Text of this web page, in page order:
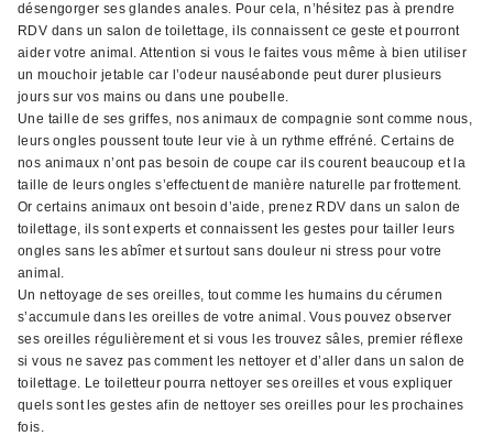
désengorger ses glandes anales. Pour cela, n’hésitez pas à prendre
RDV dans un salon de toilettage, ils connaissent ce geste et pourront
aider votre animal. Attention si vous le faites vous même à bien utiliser
un mouchoir jetable car l’odeur nauséabonde peut durer plusieurs
jours sur vos mains ou dans une poubelle.
Une taille de ses griffes, nos animaux de compagnie sont comme nous,
leurs ongles poussent toute leur vie à un rythme effréné. Certains de
nos animaux n’ont pas besoin de coupe car ils courent beaucoup et la
taille de leurs ongles s’effectuent de manière naturelle par frottement.
Or certains animaux ont besoin d’aide, prenez RDV dans un salon de
toilettage, ils sont experts et connaissent les gestes pour tailler leurs
ongles sans les abîmer et surtout sans douleur ni stress pour votre
animal.
Un nettoyage de ses oreilles, tout comme les humains du cérumen
s’accumule dans les oreilles de votre animal. Vous pouvez observer
ses oreilles régulièrement et si vous les trouvez sâles, premier réflexe
si vous ne savez pas comment les nettoyer et d’aller dans un salon de
toilettage. Le toiletteur pourra nettoyer ses oreilles et vous expliquer
quels sont les gestes afin de nettoyer ses oreilles pour les prochaines
fois.